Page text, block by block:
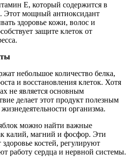
Е, который содержится в
Этот мощный антиоксидант
здоровье кожи, волос и
защите клеток от
небольшое количество белка,
и восстановления клеток. Хотя
не является основным
делает этот продукт полезным
организма.
можно найти важные
калий, магний и фосфор. Эти
костей, регулируют
работу сердца и нервной системы.